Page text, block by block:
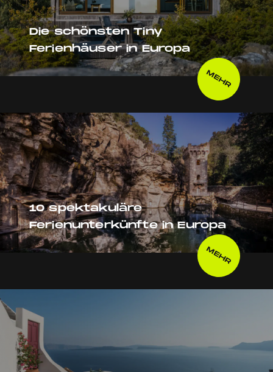
Die schönsten Tiny
Ferienhäuser in Europa
MEHR
10 spektakuläre
Ferienunterkünfte in Europa
MEHR